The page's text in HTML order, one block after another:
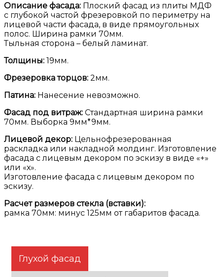
Описание фасада: Плоский фасад из плиты МДФ
с глубокой частой фрезеровкой по периметру на
лицевой части фасада, в виде прямоугольных
полос. Ширина рамки 70мм.
Тыльная сторона – белый ламинат.
Толщины: 19мм.
Фрезеровка торцов: 2мм.
Патина: Нанесение невозможно.
Фасад под витраж: Стандартная ширина рамки
70мм. Выборка 9мм*9мм.
Лицевой декор: Цельнофрезерованная
раскладка или накладной молдинг. Изготовление
фасада с лицевым декором по эскизу в виде «+»
или «х».
Изготовление фасада с лицевым декором по
эскизу.
Расчет размеров стекла (вставки):
рамка 70мм: минус 125мм от габаритов фасада.
Глухой фасад